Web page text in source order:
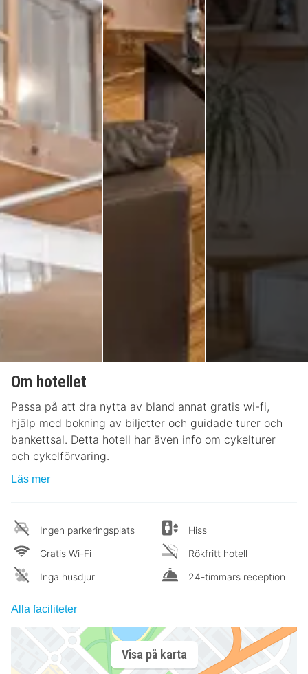
Om hotellet
Passa på att dra nytta av bland annat gratis wi-fi,
hjälp med bokning av biljetter och guidade turer och
bankettsal. Detta hotell har även info om cykelturer
och cykelförvaring.
Läs mer
Ingen parkeringsplats
Gratis Wi-Fi
Inga husdjur
Hiss
Rökfritt hotell
24-timmars reception
Alla faciliteter
Visa på karta